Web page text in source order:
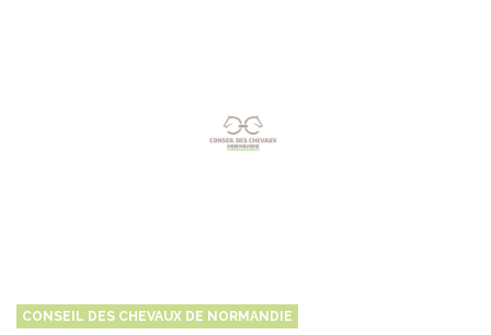
CONSEIL DES CHEVAUX DE NORMANDIE